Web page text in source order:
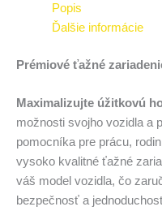
Popis
Ďalšie informácie
Prémiové ťažné
Maximalizujte úžitkovú
možnosti svojho vozidla a
pomocníka pre prácu,
vysoko kvalitné ťažné
váš model vozidla, čo
bezpečnosť a